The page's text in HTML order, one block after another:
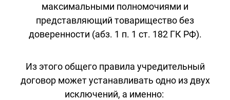
максимальными полномочиями и
представляющий товарищество без
доверенности (абз. 1 п. 1 ст. 182 ГК РФ).
Из этого общего правила учредительный
договор может устанавливать одно из двух
исключений, а именно: